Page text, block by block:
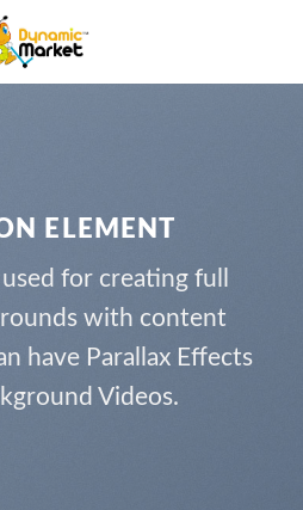
ELEMENT
for creating full
with content
have Parallax Effects
Videos.